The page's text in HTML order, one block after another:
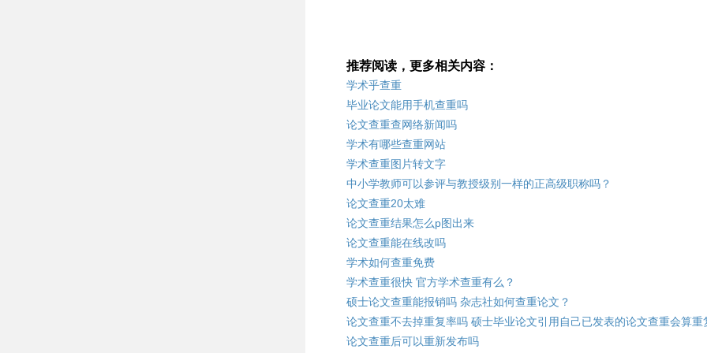
推荐阅读，更多相关内容：
学术乎查重
毕业论文能用手机查重吗
论文查重查网络新闻吗
学术有哪些查重网站
学术查重图片转文字
中小学教师可以参评与教授级别一样的正高级职称吗？
论文查重20太难
论文查重结果怎么p图出来
论文查重能在线改吗
学术如何查重免费
学术查重很快 官方学术查重有么？
硕士论文查重能报销吗 杂志社如何查重论文？
论文查重不去掉重复率吗 硕士毕业论文引用自己已发表的论文查重会算重
论文查重后可以重新发布吗